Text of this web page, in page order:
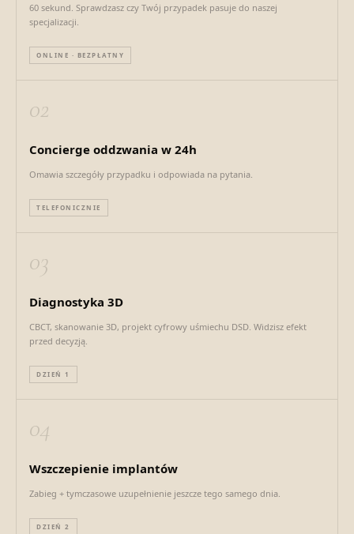
60 sekund. Sprawdzasz czy Twój przypadek pasuje do naszej
specjalizacji.
ONLINE · BEZPŁATNY
02
Concierge oddzwania w 24h
Omawia szczegóły przypadku i odpowiada na pytania.
TELEFONICZNIE
03
Diagnostyka 3D
CBCT, skanowanie 3D, projekt cyfrowy uśmiechu DSD. Widzisz efekt
przed decyzją.
DZIEŃ 1
04
Wszczepienie implantów
Zabieg + tymczasowe uzupełnienie jeszcze tego samego dnia.
DZIEŃ 2